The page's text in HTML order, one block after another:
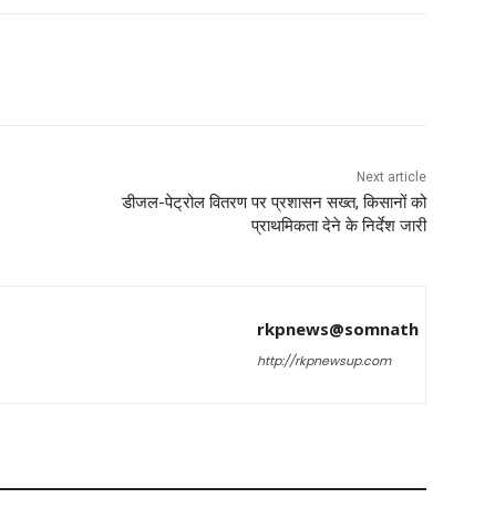
Next article
डीजल-पेट्रोल वितरण पर प्रशासन सख्त, किसानों को
प्राथमिकता देने के निर्देश जारी
rkpnews@somnath
http://rkpnewsup.com